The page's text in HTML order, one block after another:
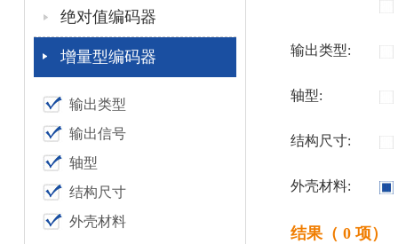
绝对值编码器
增量型编码器
输出类型
输出信号
轴型
结构尺寸
外壳材料
输出类型:
轴型:
结构尺寸:
外壳材料:
结果（ 0 项）